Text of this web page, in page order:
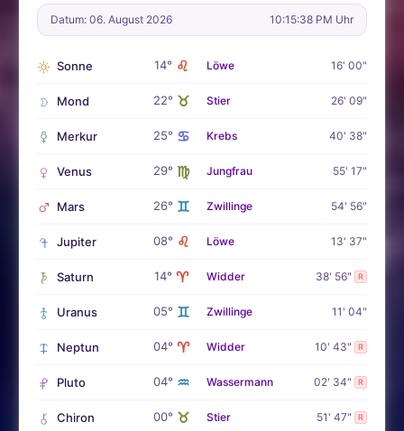
Datum: 06. August 2026 10:15:39 PM Uhr
Sonne 14° ♌ Löwe 16' 00"
Mond 22° ♉ Stier 26' 09"
Merkur 25° ♋ Krebs 40' 38"
Venus 29° ♍ Jungfrau 55' 17"
Mars 26° ♊ Zwillinge 54' 56"
Jupiter 08° ♌ Löwe 13' 37"
Saturn 14° ♈ Widder 38' 56" R
Uranus 05° ♊ Zwillinge 11' 04"
Neptun 04° ♈ Widder 10' 43" R
Pluto 04° ♒ Wassermann 02' 34" R
Chiron 00° ♉ Stier 51' 47" R